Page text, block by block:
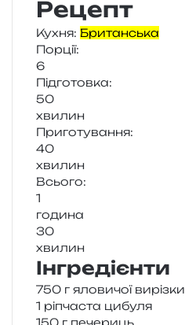
Рецепт
Кухня: Британська
Порції:
6
Підготовка:
50
хви­лин
Приготування:
40
хви­лин
Всього:
1
годи­на
30
хви­лин
Інгредієнти
750 г яло­ви­чої вирізки
1 ріпча­ста цибуля